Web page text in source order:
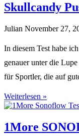
Skullcandy
Julian November 27,
In diesem Test habe
genauer unter die
für Sportler, die auf
Weiterlesen »
1More